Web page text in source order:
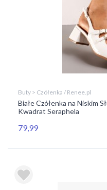
Buty > Czółenka / Renee.pl
Białe Czółenka na Niskim
Kwadrat Seraphela
79,99